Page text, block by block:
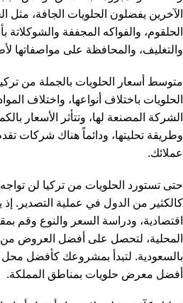
الآخرين يفضلون الحلويات الجافة، مثل
الحلقوم، والفواكه المجففة والشوكلاتة
والتغليف، والمحافظة على مواصفاتها
متوسط أسعار الحلويات بالجملة من
الحلويات باختلاف أنواعها، واختلاف
الشركة المصنعة لها، وتتأثر الأسعار
وطريقة تحليتها، ودائماً هناك شركات
عملائك.
حتى تستورد الحلويات من تركيا لن
كالكثير من الدول في عملية التصدير.
اقتصادية، ودراسة السعر والنوع وقم
المحلية، لتحصل على أفضل العروض
بالسعودية. لتبدأ بمشروعك كأفضل محل
أفضل معرض حلويات بمناطق المملكة.